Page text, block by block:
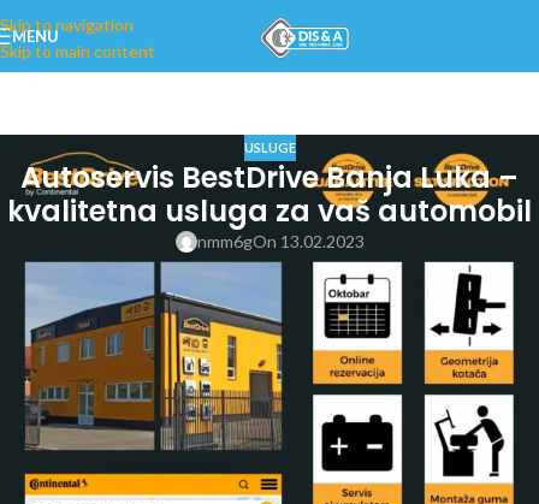
Skip to navigation
Skip to main content
MENU
USLUGE
Autoservis BestDrive Banja Luka –
kvalitetna usluga za vaš automobil
nmm6gOn 13.02.2023
BestDrive autoservis Banja Luka – Laktaši je regionalna mreža
autoservis-a Continental grupacije koja je otvorena i u gradu Banja Luka,
a koji se bavi popravkom i održavanjem automobila svih vrsta i marki.
Naše iskustvo i stručnost omogućavaju nam da vam pružimo kvalitetnu i
brzu uslugu za vaš automobil.
LOKACIJE AUTO SERVISA:
Auto servis Laktaši – BestDrive